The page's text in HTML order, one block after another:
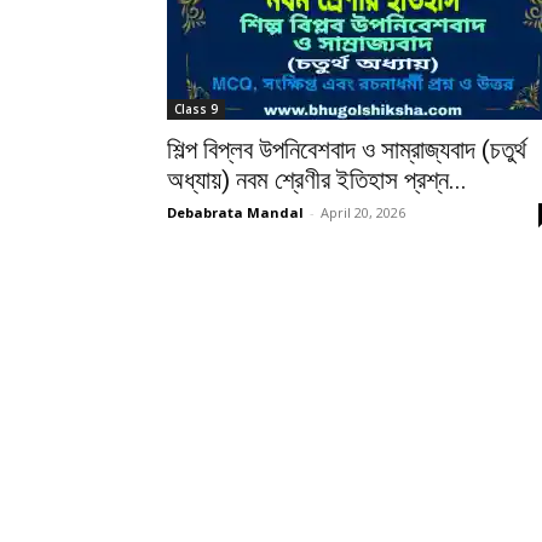
Class 9
শিল্প বিপ্লব উপনিবেশবাদ ও সাম্রাজ্যবাদ (চতুর্থ
অধ্যায়) নবম শ্রেণীর ইতিহাস প্রশ্ন...
Debabrata Mandal - April 20, 2026